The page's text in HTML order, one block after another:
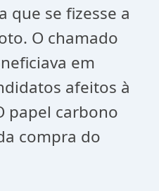
que se fizesse a
O chamado
em
afeitos à
papel carbono
compra do